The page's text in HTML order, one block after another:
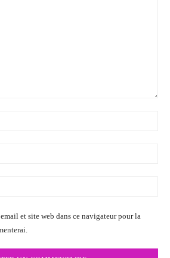
et site web dans ce navigateur pour la